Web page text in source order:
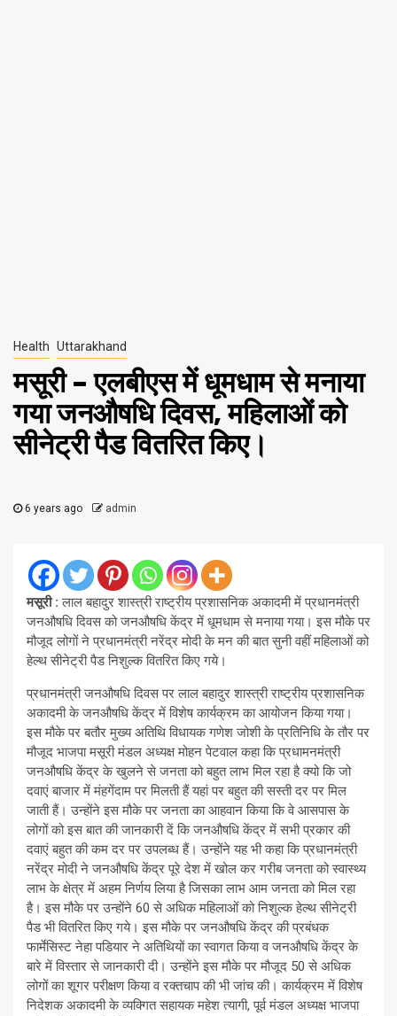
Health Uttarakhand
मसूरी – एलबीएस में धूमधाम से मनाया
गया जनऔषधि दिवस, महिलाओं को
सीनेट्री पैड वितरित किए।
6 years ago admin
मसूरी : लाल बहादुर शास्त्री राष्ट्रीय प्रशासनिक अकादमी में प्रधानमंत्री
जनऔषधि दिवस को जनऔषधि केंद्र में धूमधाम से मनाया गया। इस मौके पर
मौजूद लोगों ने प्रधानमंत्री नरेंद्र मोदी के मन की बात सुनी वहीं महिलाओं को
हेल्थ सीनेट्री पैड निशुल्क वितरित किए गये।
प्रधानमंत्री जनऔषधि दिवस पर लाल बहादुर शास्त्री राष्ट्रीय प्रशासनिक
अकादमी के जनऔषधि केंद्र में विशेष कार्यक्रम का आयोजन किया गया।
इस मौके पर बतौर मुख्य अतिथि विधायक गणेश जोशी के प्रतिनिधि के तौर पर
मौजूद भाजपा मसूरी मंडल अध्यक्ष मोहन पेटवाल कहा कि प्रधामनमंत्री
जनऔषधि केंद्र के खुलने से जनता को बहुत लाभ मिल रहा है क्यो कि जो
दवाएं बाजार में मंहगेंदाम पर मिलती हैं यहां पर बहुत की सस्ती दर पर मिल
जाती हैं। उन्होंने इस मौके पर जनता का आहवान किया कि वे आसपास के
लोगों को इस बात की जानकारी दें कि जनऔषधि केंद्र में सभी प्रकार की
दवाएं बहुत की कम दर पर उपलब्ध हैं। उन्होंने यह भी कहा कि प्रधानमंत्री
नरेंद्र मोदी ने जनऔषधि केंद्र पूरे देश में खोल कर गरीब जनता को स्वास्थ्य
लाभ के क्षेत्र में अहम निर्णय लिया है जिसका लाभ आम जनता को मिल रहा
है। इस मौके पर उन्होंने 60 से अधिक महिलाओं को निशुल्क हेल्थ सीनेट्री
पैड भी वितरित किए गये। इस मौके पर जनऔषधि केंद्र की प्रबंधक
फार्मेसिस्ट नेहा पडियार ने अतिथियों का स्वागत किया व जनऔषधि केंद्र के
बारे में विस्तार से जानकारी दी। उन्होंने इस मौके पर मौजूद 50 से अधिक
लोगों का शूगर परीक्षण किया व रक्तचाप की भी जांच की। कार्यक्रम में विशेष
निदेशक अकादमी के व्यक्गित सहायक महेश त्यागी, पूर्व मंडल अध्यक्ष भाजपा